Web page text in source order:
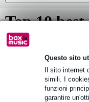
Questo sito
Il sito
simili. I
funzioni
garantire
Top 10
sono
Here are our top 10
looking for? Go to 'All
range instead. We've
whether you're...
Per saperne di più...